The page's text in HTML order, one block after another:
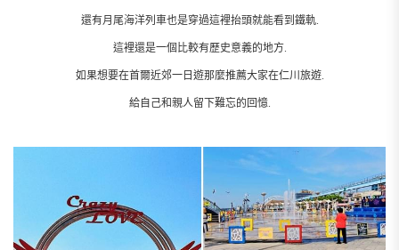
還有月尾海洋列車也是穿過這裡抬頭就能看到鐵軌.
這裡還是一個比較有歷史意義的地方.
如果想要在首爾近郊一日遊那麼推薦大家在仁川旅遊.
給自己和親人留下難忘的回憶.